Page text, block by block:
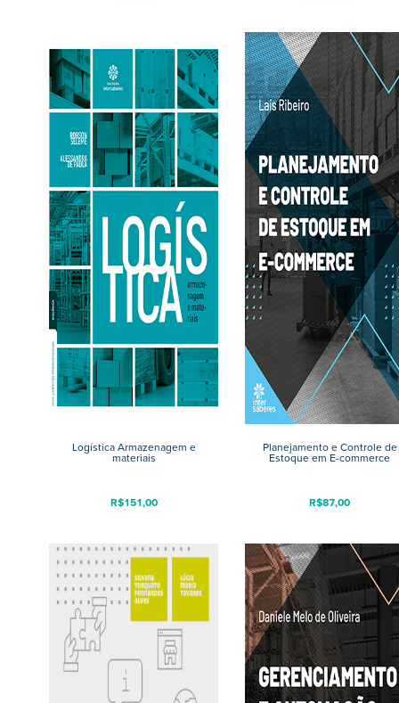
Logística Armazenagem e
materiais
R$151,00
Planejamento e Controle de
Estoque em E-commerce
R$87,00